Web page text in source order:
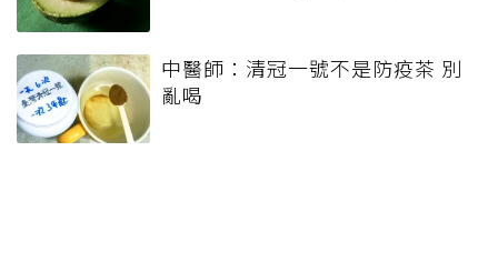
中醫師：清冠一號不是防疫茶 別
亂喝